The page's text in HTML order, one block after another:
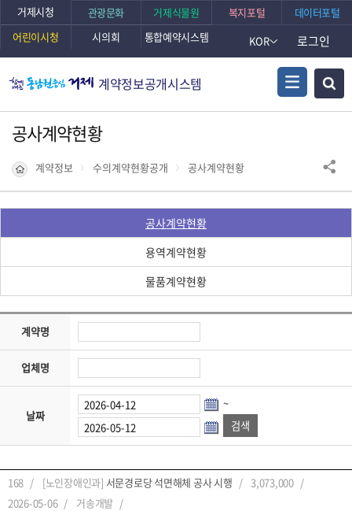
거제시청 관광문화 거제식물원 복지포털
데이터포털
어린이시청
시의회 통합예약시스템 KOR 로그인
계약정보공개시스템
공사계약현황
계약정보 수의계약현황공개 공사계약현황
공사계약현황
용역계약현황
물품계약현황
계약명
업체명
날짜
~
168 [노인장애인과] 서문경로당 석면해체 공사 시행
3,073,000
2026-05-06
거송개발